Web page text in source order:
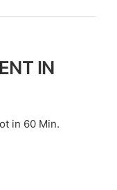
IN
in 60 Min.